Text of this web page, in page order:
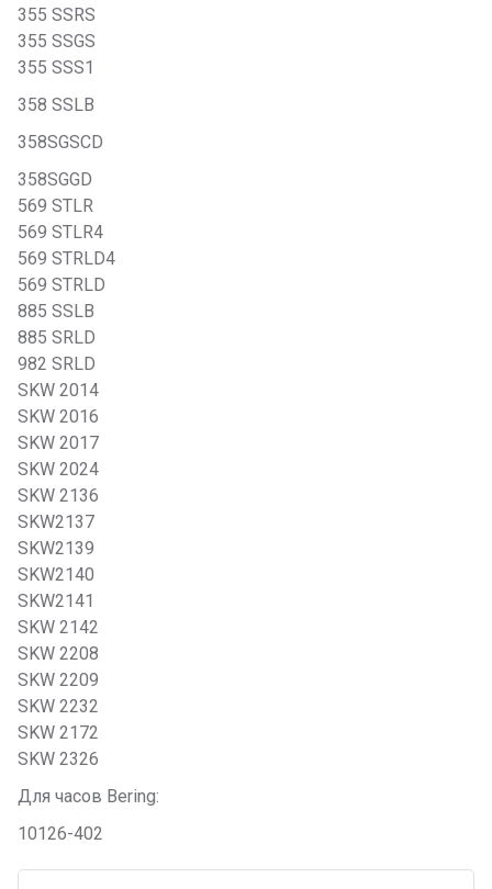
355 SSRS
355 SSGS
355 SSS1
358 SSLB
358SGSCD
358SGGD
569 STLR
569 STLR4
569 STRLD4
569 STRLD
885 SSLB
885 SRLD
982 SRLD
SKW 2014
SKW 2016
SKW 2017
SKW 2024
SKW 2136
SKW2137
SKW2139
SKW2140
SKW2141
SKW 2142
SKW 2208
SKW 2209
SKW 2232
SKW 2172
SKW 2326
Для часов Bering:
10126-402